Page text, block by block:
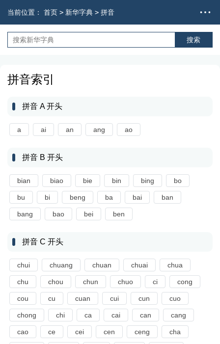
当前位置： 首页 > 新华字典 > 拼音
拼音索引
拼音 A 开头
a ai an ang ao
拼音 B 开头
bian biao bie bin bing bo
bu bi beng ba bai ban
bang bao bei ben
拼音 C 开头
chui chuang chuan chuai chua
chu chou chun chuo ci cong
cou cu cuan cui cun cuo
chong chi ca cai can cang
cao ce cei cen ceng cha